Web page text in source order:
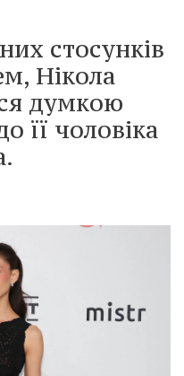
стосунків
Нікола
думкою
її чоловіка